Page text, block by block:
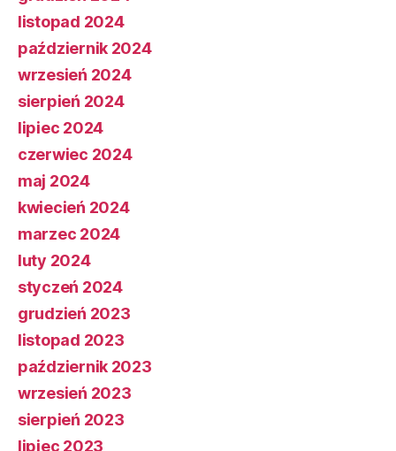
listopad 2024
październik 2024
wrzesień 2024
sierpień 2024
lipiec 2024
czerwiec 2024
maj 2024
kwiecień 2024
marzec 2024
luty 2024
styczeń 2024
grudzień 2023
listopad 2023
październik 2023
wrzesień 2023
sierpień 2023
lipiec 2023